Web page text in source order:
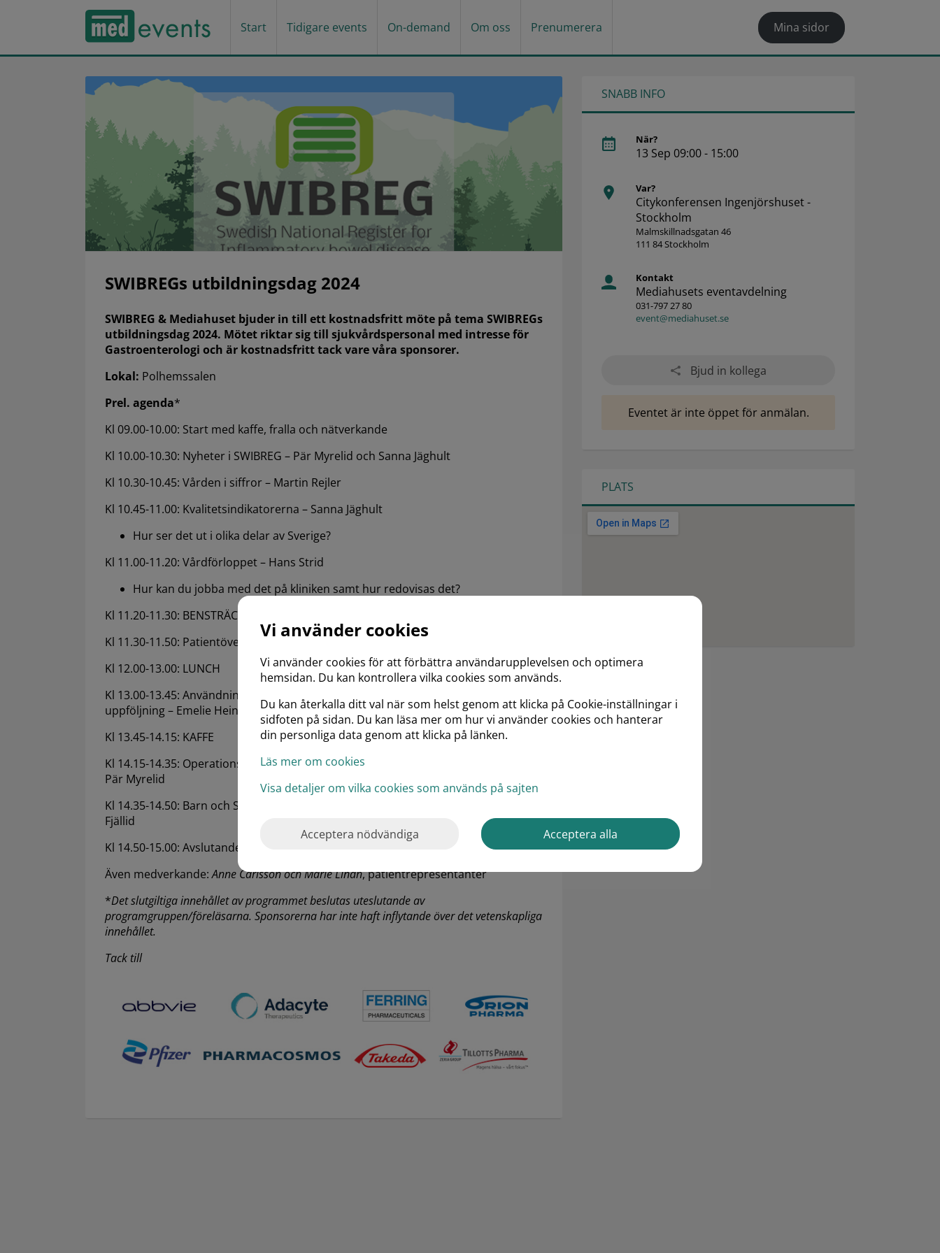
Start Tidigare events On-demand Om oss Prenumerera Mina sidor
SWIBREGs utbildningsdag 2024
SWIBREG & Mediahuset bjuder in till ett kostnadsfritt möte på tema SWIBREGs
utbildningsdag 2024. Mötet riktar sig till sjukvårdspersonal med intresse för
Gastroenterologi och är kostnadsfritt tack vare våra sponsorer.
Lokal: Polhemssalen
Prel. agenda*
Kl 09.00-10.00: Start med kaffe, fralla och nätverkande
Kl 10.00-10.30: Nyheter i SWIBREG – Pär Myrelid och Sanna Jäghult
Kl 10.30-10.45: Vården i siffror – Martin Rejler
Kl 10.45-11.00: Kvalitetsindikatorerna – Sanna Jäghult
Hur ser det ut i olika delar av Sverige?
Kl 11.00-11.20: Vårdförloppet – Hans Strid
Hur kan du jobba med det på kliniken samt hur redovisas det?
Kl 11.20-11.30: BENSTRÄCKARE
Kl 11.30-11.50: Patientöverföringar - hur sköts det rent praktiskt?- Olof Grip
Kl 12.00-13.00: LUNCH
Kl 13.00-13.45: Användning av livskvalitetdata från SWIBREG för forskning och
uppföljning – Emelie Heintz
Kl 13.45-14.15: KAFFE
Kl 14.15-14.35: Operationsmodulen och NHV (Nationell Högspecialiserad Vård) -
Pär Myrelid
Kl 14.35-14.50: Barn och SWIBREG – Helena Jonsson Rolandsdotter och Therese
Fjällid
Kl 14.50-15.00: Avslutande ord – Sanna Jäghult
Även medverkande:Anne Carlsson och Marie Lindh, patientrepresentanter
*Det slutgiltiga innehållet av programmet beslutas uteslutande av
programgruppen/föreläsarna. Sponsorerna har inte haft inflytande över det vetenskapliga
innehållet.
Tack till
SNABB INFO
När?
13 Sep 09:00 - 15:00
Var?
Citykonferensen Ingenjörshuset -
Stockholm
Malmskillnadsgatan 46
111 84 Stockholm
Kontakt
Mediahusets eventavdelning
031-797 27 80
event@mediahuset.se
Bjud in kollega
Eventet är inte öppet för anmälan.
PLATS
Vi använder cookies
Vi använder cookies för att förbättra användarupplevelsen och optimera
hemsidan. Du kan kontrollera vilka cookies som används.
Du kan återkalla ditt val när som helst genom att klicka på Cookie-inställningar i
sidfoten på sidan. Du kan läsa mer om hur vi använder cookies och hanterar
din personliga data genom att klicka på länken.
Läs mer om cookies
Visa detaljer om vilka cookies som används på sajten
Acceptera nödvändiga Acceptera alla